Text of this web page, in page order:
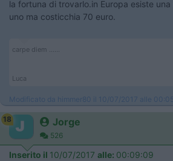
la fortuna di trovarlo.in Europa esiste
uno ma costicchia 70 euro.
carpe diem ......
Luca
Modificato da himmer80 il 10/07/2017 alle
18 Jorge
526
Inserito il 10/07/2017 alle: 00:09:09